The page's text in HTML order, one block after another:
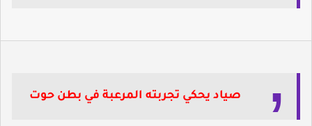
صياد يحكي تجربته المرعبة في بطن حوت